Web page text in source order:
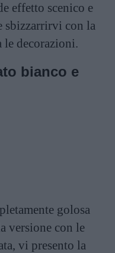
effetto scenico e
sbizzarrirvi con la
le decorazioni.
bianco e
golosa
versione con le
vi presento la